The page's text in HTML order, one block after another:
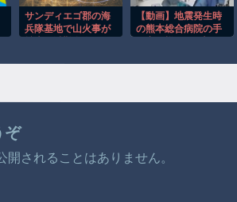
サンディエゴ郡の海
兵隊基地で山火事が
【動画】地震発生時
の熊本総合病院の手
ぞ
開されることはありません。